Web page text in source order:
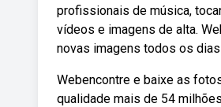
profissionais de música,
vídeos e imagens de alta.
novas imagens todos os
Webencontre e baixe as
qualidade mais de 54